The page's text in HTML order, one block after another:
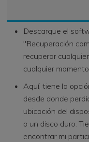
Descargue el
"Recuperación
recuperar
cualquier
Aquí, tiene la
desde donde
ubicación del
o un disco duro.
encontrar mi